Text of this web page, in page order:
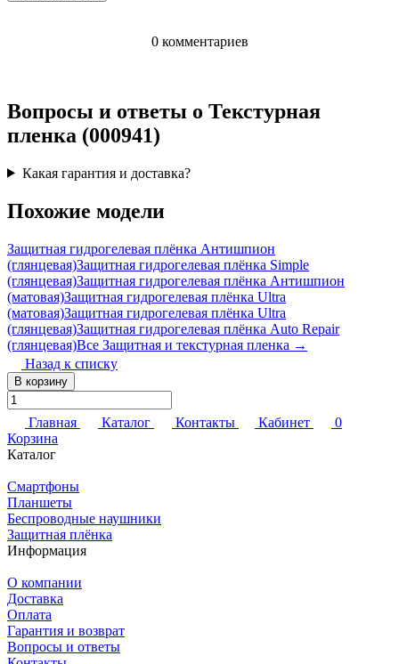
0 комментариев
Вопросы и ответы о Текстурная
пленка (000941)
Какая гарантия и доставка?
Похожие модели
Защитная гидрогелевая плёнка Антишпион
(глянцевая)Защитная гидрогелевая плёнка Simple
(глянцевая)Защитная гидрогелевая плёнка Антишпион
(матовая)Защитная гидрогелевая плёнка Ultra
(матовая)Защитная гидрогелевая плёнка Ultra
(глянцевая)Защитная гидрогелевая плёнка Auto Repair
(глянцевая)Все Защитная и текстурная пленка →
Назад к списку
В корзину
Главная Каталог Контакты Кабинет
0
Корзина
Каталог
Смартфоны
Планшеты
Беспроводные наушники
Защитная плёнка
Информация
О компании
Доставка
Оплата
Гарантия и возврат
Вопросы и ответы